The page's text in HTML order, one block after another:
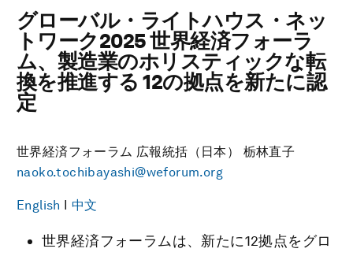
グローバル・ライトハウス・ネッ
トワーク2025 世界経済フォーラ
ム、製造業のホリスティックな転
換を推進する 12の拠点を新たに認
定
世界経済フォーラム 広報統括（日本） 栃林直子
naoko.tochibayashi@weforum.org
English I中文
世界経済フォーラムは、新たに12拠点をグロ